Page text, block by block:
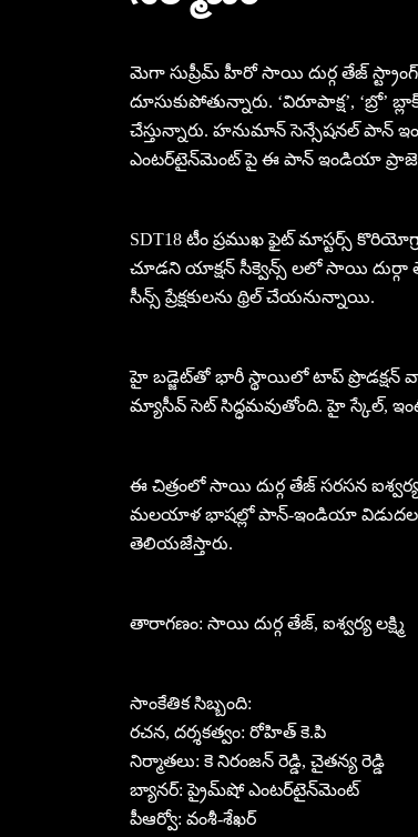
మెగా సుప్రీమ్ హీరో సాయి దుర్గ తేజ్ స్ట్రాంగ్
దూసుకుపోతున్నారు. ‘విరూపాక్ష’,
చేస్తున్నారు. హనుమాన్ సెన్సేషనల్ పాన్
ఎంటర్‌టైన్‌మెంట్ పై ఈ పాన్ ఇండియా
SDT18 టీం ప్రముఖ ఫైట్ మాస్టర్స్
చూడని యాక్షన్ సీక్వెన్స్ లలో సాయి దుర్గా
సీన్స్ ప్రేక్షకులను థ్రిల్ చేయనున్నాయి.
హై బడ్జెట్‌తో భారీ స్థాయిలో టాప్ ప్రొడక్షన్
మ్యాసీవ్ సెట్‌ సిద్ధమవుతోంది. హై స్కేల్,
ఈ చిత్రంలో సాయి దుర్గ తేజ్ సరసన
మలయాళ భాషల్లో పాన్-ఇండియా విడుదల
తెలియజేస్తారు.
తారాగణం: సాయి దుర్గ తేజ్, ఐశ్వర్య లక్ష్మి
సాంకేతిక సిబ్బంది:
రచన, దర్శకత్వం: రోహిత్ కె.పి
నిర్మాతలు: కె నిరంజన్ రెడ్డి, చైతన్య రెడ్డి
బ్యానర్: ప్రైమ్‌షో ఎంటర్‌టైన్‌మెంట్
పీఆర్వో: వంశీ-శేఖర్